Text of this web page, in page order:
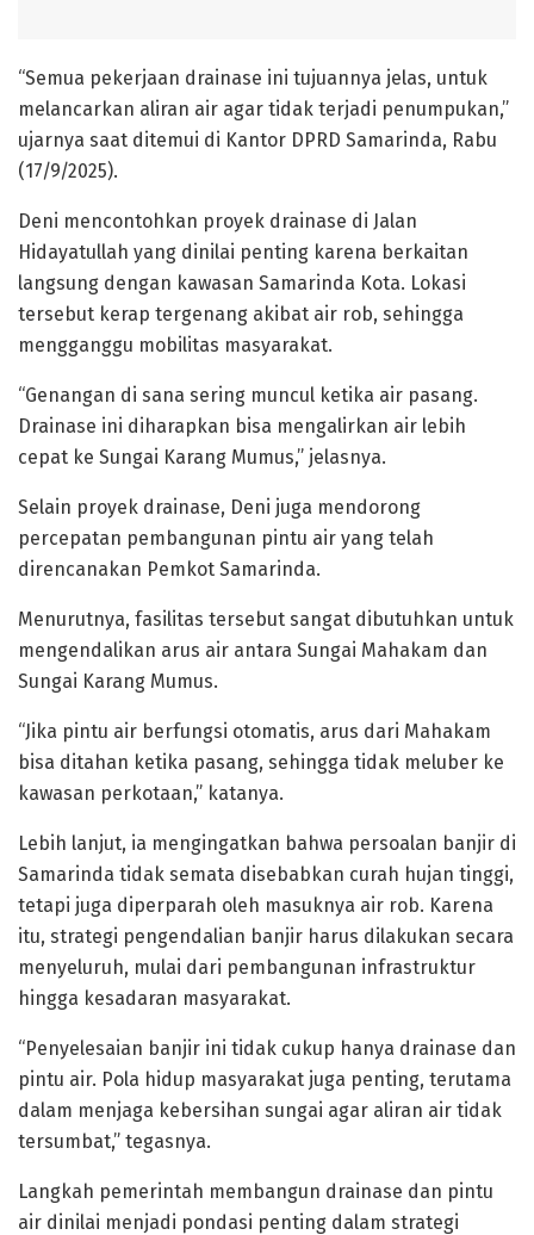
“Semua pekerjaan drainase ini tujuannya jelas, untuk
melancarkan aliran air agar tidak terjadi penumpukan,”
ujarnya saat ditemui di Kantor DPRD Samarinda, Rabu
(17/9/2025).
Deni mencontohkan proyek drainase di Jalan
Hidayatullah yang dinilai penting karena berkaitan
langsung dengan kawasan Samarinda Kota. Lokasi
tersebut kerap tergenang akibat air rob, sehingga
mengganggu mobilitas masyarakat.
“Genangan di sana sering muncul ketika air pasang.
Drainase ini diharapkan bisa mengalirkan air lebih
cepat ke Sungai Karang Mumus,” jelasnya.
Selain proyek drainase, Deni juga mendorong
percepatan pembangunan pintu air yang telah
direncanakan Pemkot Samarinda.
Menurutnya, fasilitas tersebut sangat dibutuhkan untuk
mengendalikan arus air antara Sungai Mahakam dan
Sungai Karang Mumus.
“Jika pintu air berfungsi otomatis, arus dari Mahakam
bisa ditahan ketika pasang, sehingga tidak meluber ke
kawasan perkotaan,” katanya.
Lebih lanjut, ia mengingatkan bahwa persoalan banjir di
Samarinda tidak semata disebabkan curah hujan tinggi,
tetapi juga diperparah oleh masuknya air rob. Karena
itu, strategi pengendalian banjir harus dilakukan secara
menyeluruh, mulai dari pembangunan infrastruktur
hingga kesadaran masyarakat.
“Penyelesaian banjir ini tidak cukup hanya drainase dan
pintu air. Pola hidup masyarakat juga penting, terutama
dalam menjaga kebersihan sungai agar aliran air tidak
tersumbat,” tegasnya.
Langkah pemerintah membangun drainase dan pintu
air dinilai menjadi pondasi penting dalam strategi